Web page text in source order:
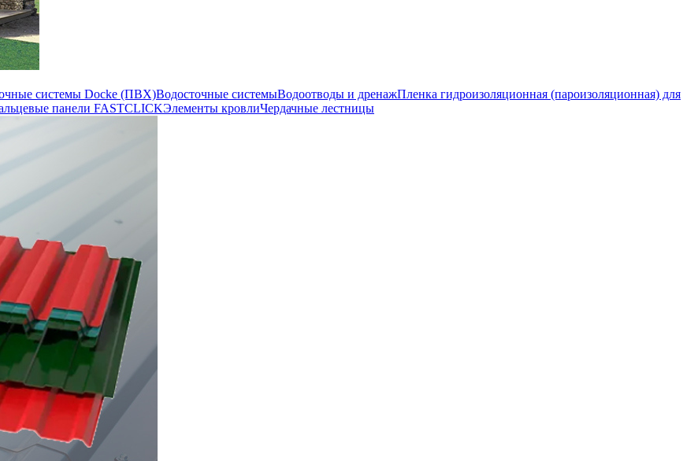
системы Docke (ПВХ)Водосточные системыВодоотводы и дренажПленка гидроизоляционная (пароизоляционная) для
панели FASTCLICKЭлементы кровлиЧердачные лестницы